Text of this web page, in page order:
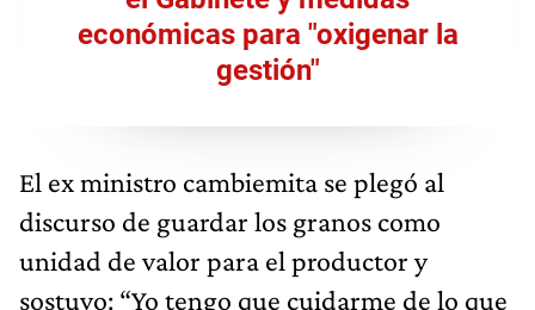
económicas para "oxigenar la
gestión"
El ex ministro cambiemita se plegó al
discurso de guardar los granos como
unidad de valor para el productor y
sostuvo: “Yo tengo que cuidarme de lo que